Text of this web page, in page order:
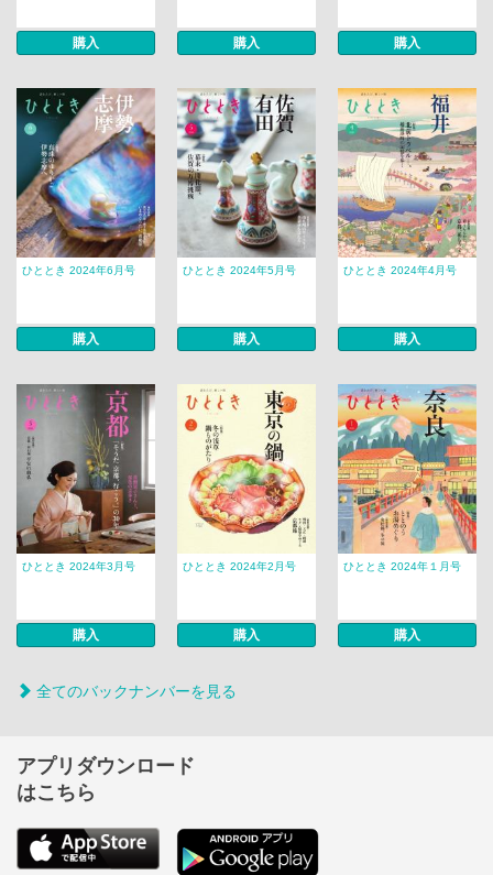
購入 購入 購入
ひととき 2024年6月号
購入
ひととき 2024年5月号
購入
ひととき 2024年4月号
購入
ひととき 2024年3月号
購入
ひととき 2024年2月号
購入
ひととき 2024年１月号
購入
全てのバックナンバーを見る
アプリダウンロード
はこちら